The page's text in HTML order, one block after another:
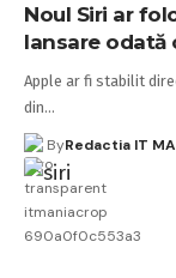
Noul Siri ar
lansare odată
Apple ar fi stabilit
din…
ByRedactia IT